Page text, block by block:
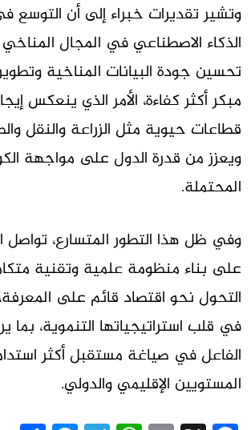
وتشير تقديرات خبراء إلى أن التوسع
الذكاء الاصطناعي في المجال
تحسين جودة البيانات المناخية
مبكر أكثر كفاءة، الأمر الذي ينعكس
قطاعات حيوية مثل الزراعة والنقل
ويعزز من قدرة الدول على مواجهة
المحتملة.
وفي ظل هذا التطور المتسارع، تواصل
على بناء منظومة علمية وتقنية
التحول نحو اقتصاد قائم على
في قلب استراتيجياتها التنموية، بما
الفاعل في صياغة مستقبل أكثر
المستويين الإقليمي والدولي.